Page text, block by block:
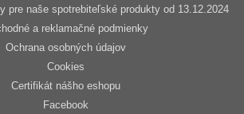
pre naše spotrebiteľské produkty od 13.12.2024
a reklamačné podmienky
Ochrana osobných údajov
Cookies
Certifikát nášho eshopu
Facebook